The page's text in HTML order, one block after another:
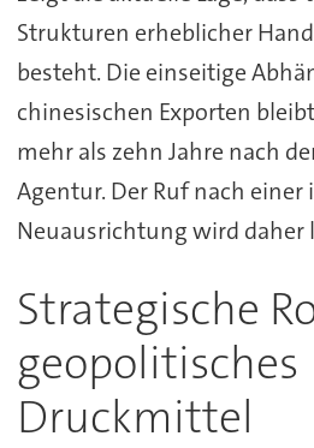
Strukturen erheblicher
besteht. Die einseitige
chinesischen Exporten
mehr als zehn Jahre nach
Agentur. Der Ruf nach
Neuausrichtung wird daher
Strategische
geopolitisches
Druckmittel